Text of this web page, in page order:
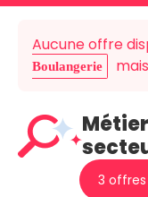
Aucune offre
Boulangerie
3